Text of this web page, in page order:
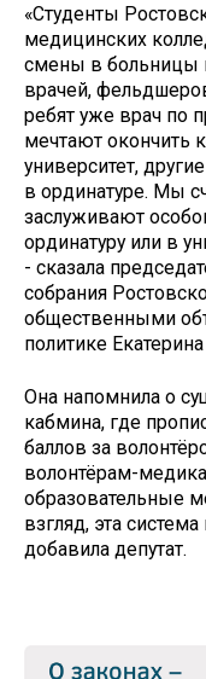
«Студенты
медицинских
смены в больницы
врачей,
ребят уже врач по
мечтают окончить
университет,
в ординатуре. Мы
заслуживают
ординатуру или в
- сказала
собрания
общественными
политике
Она напомнила о
кабмина, где
баллов за
волонтёрам-
образовательные
взгляд, эта
добавила депутат.